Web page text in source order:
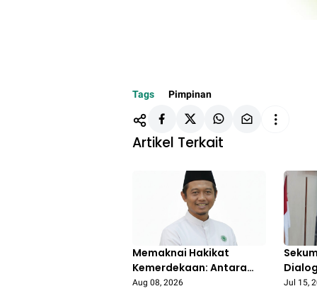
Tags Pimpinan
Artikel Terkait
Memaknai Hakikat
Kemerdekaan: Antara
Kebebasan,
Aug 08, 2026 Jul 15,